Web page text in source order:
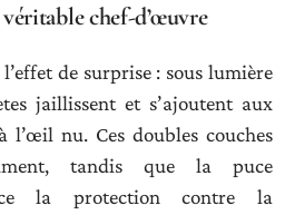
chef-d’œuvre
de surprise : sous lumière
jaillissent et s’ajoutent aux
l’œil nu. Ces doubles couches
tandis que la puce
la protection contre la